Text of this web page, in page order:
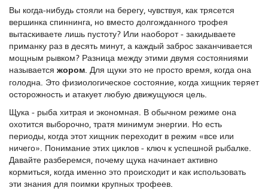
Вы когда-нибудь стояли на берегу, чувствуя, как трясется
вершинка спиннинга, но вместо долгожданного трофея
вытаскиваете лишь пустоту? Или наоборот - закидываете
приманку раз в десять минут, а каждый заброс заканчивается
мощным рывком? Разница между этими двумя состояниями
называется жором. Для щуки это не просто время, когда она
голодна. Это физиологическое состояние, когда хищник теряет
осторожность и атакует любую движущуюся цель.
Щука - рыба хитрая и экономная. В обычном режиме она
охотится выборочно, тратя минимум энергии. Но есть
периоды, когда этот хищник переходит в режим «все или
ничего». Понимание этих циклов - ключ к успешной рыбалке.
Давайте разберемся, почему щука начинает активно
кормиться, когда именно это происходит и как использовать
эти знания для поимки крупных трофеев.